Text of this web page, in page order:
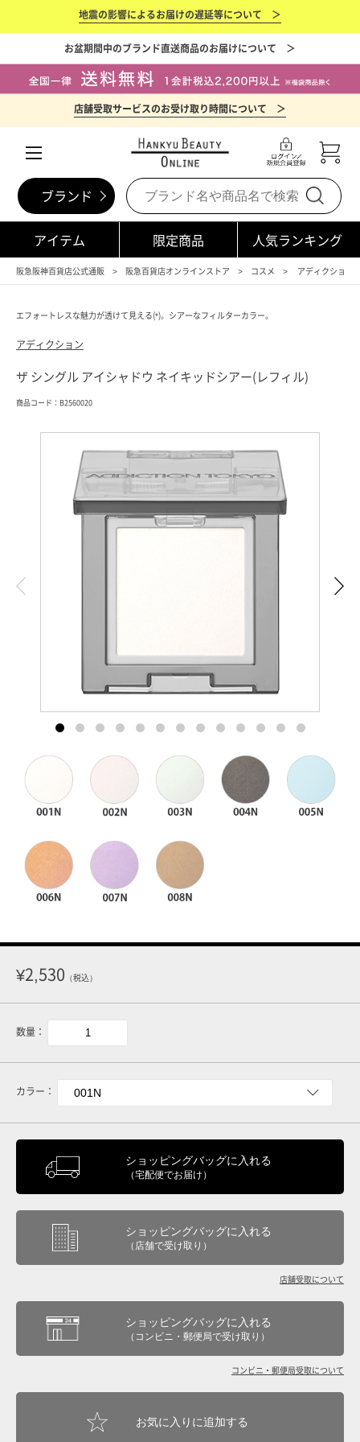
地震の影響によるお届けの遅延等について ＞
お盆期間中のブランド直送商品のお届けについて ＞
店舗受取サービスのお受け取り時間について ＞
ブランド
アイテム 限定商品 人気ランキング
阪急阪神百貨店公式通販 阪急百貨店オンラインストア コスメ アディクション
エフォートレスな魅力が透けて見える(*)。シアーなフィルターカラー。
アディクション
ザ シングル アイシャドウ ネイキッドシアー(レフィル)
商品コード：B2560020
¥2,530 （税込）
数量：
カラー：
ショッピングバッグに入れる
（宅配便でお届け）
ショッピングバッグに入れる
（店舗で受け取り）
店舗受取について
ショッピングバッグに入れる
（コンビニ・郵便局で受け取り）
コンビニ・郵便局受取について